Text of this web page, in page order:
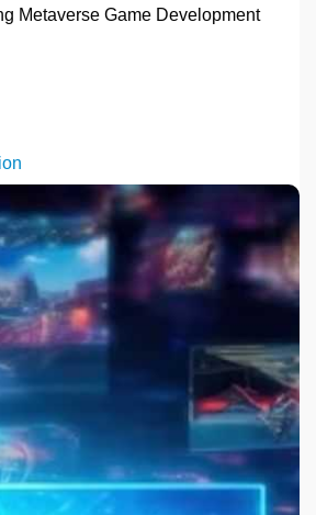
Metaverse Game Development